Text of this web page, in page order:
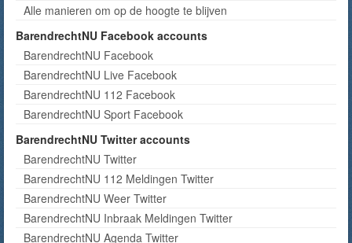
Alle manieren om op de hoogte te blijven
BarendrechtNU Facebook accounts
BarendrechtNU Facebook
BarendrechtNU Live Facebook
BarendrechtNU 112 Facebook
BarendrechtNU Sport Facebook
BarendrechtNU Twitter accounts
BarendrechtNU Twitter
BarendrechtNU 112 Meldingen Twitter
BarendrechtNU Weer Twitter
BarendrechtNU Inbraak Meldingen Twitter
BarendrechtNU Agenda Twitter